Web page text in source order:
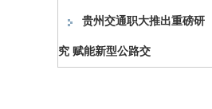
贵州交通职大推出重磅研
究 赋能新型公路交